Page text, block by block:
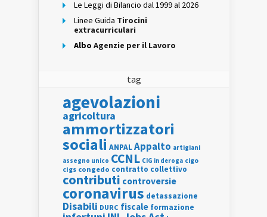
Le Leggi di Bilancio dal 1999 al 2026
Linee Guida Tirocini
extracurriculari
Albo Agenzie per il Lavoro
tag
agevolazioni
agricoltura
ammortizzatori
sociali ANPALAppalto artigiani
assegno unico CCNL CIG in deroga cigo
cigs congedo contratto collettivo
contributi controversie
coronavirus detassazione
Disabili DURC fiscale formazione